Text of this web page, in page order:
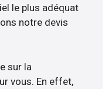
le plus adéquat
notre devis
sur la
vous. En effet,